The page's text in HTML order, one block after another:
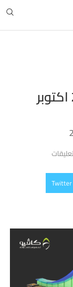
توزيعات الارباح الخميس 23 اكتوبر
Twitter